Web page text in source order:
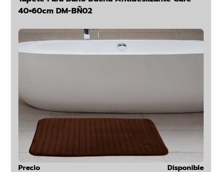
40×60cm DM-BÑ02
Precio
Disponible